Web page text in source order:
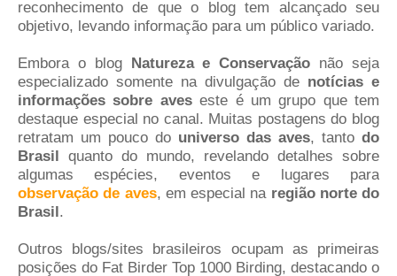
reconhecimento de que o blog tem alcançado seu
objetivo, levando informação para um público variado.
Embora o blog Natureza e Conservação não seja
especializado somente na divulgação de notícias e
informações sobre aveseste é um grupo que tem
destaque especial no canal. Muitas postagens do blog
retratam um pouco do universo das aves, tanto do
Brasil quanto do mundo, revelando detalhes sobre
algumas espécies, eventos e lugares para
observação de aves, em especial na região norte do
Brasil.
Outros blogs/sites brasileiros ocupam as primeiras
posições do Fat Birder Top 1000 Birding, destacando o